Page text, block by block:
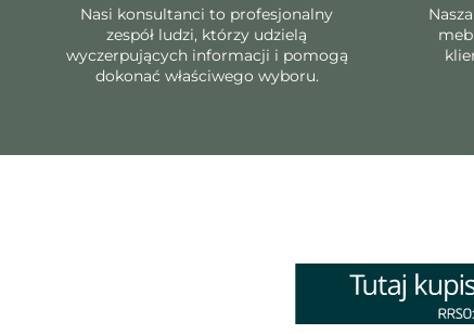
Nasi konsultanci to profesjonalny
zespół ludzi, którzy udzielą
wyczerpujących informacji i pomogą
dokonać właściwego wyboru.